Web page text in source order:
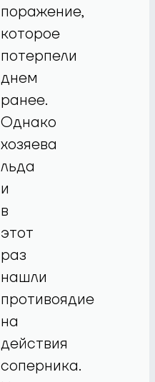
поражение,
которое
потерпели
днем
ранее.
Однако
хозяева
льда
и
в
этот
раз
нашли
противоядие
на
действия
соперника.